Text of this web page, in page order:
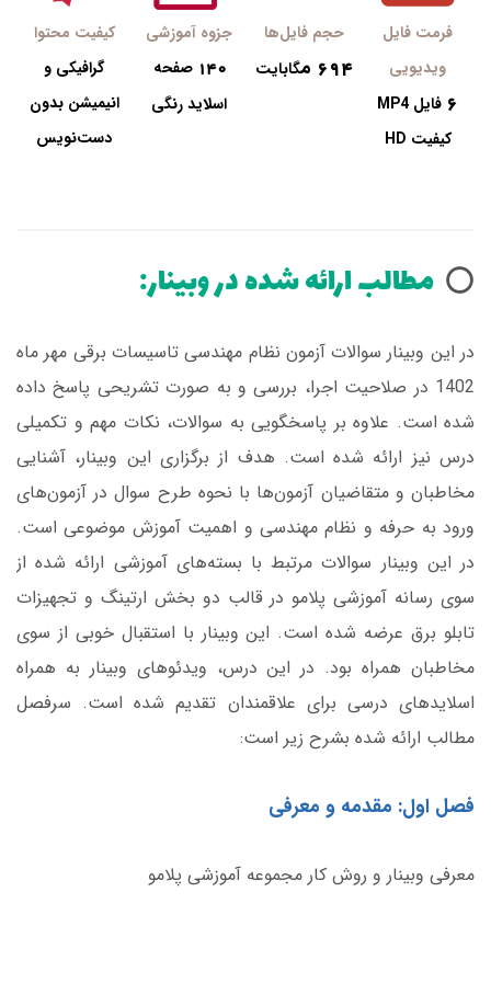
فرمت فایل
ویدیویی
6
فایل MP4
کیفیت HD
حجم فایل‌ها
694 مگابایت
جزوه آموزشی
140 صفحه
اسلاید رنگی
کیفیت محتوا
گرافیکی و
انیمیشن بدون
دست‌نویس
⭕️ مطالب ارائه شده در وبینار:
در این وبینار سوالات آزمون نظام مهندسی تاسیسات برقی مهر ماه
1402 در صلاحیت اجرا، بررسی و به صورت تشریحی پاسخ داده
شده است. علاوه بر پاسخگویی به سوالات، نکات مهم و تکمیلی
درس نیز ارائه شده است. هدف از برگزاری این وبینار، آشنایی
مخاطبان و متقاضیان آزمون‌ها با نحوه طرح سوال در آزمون‌های
ورود به حرفه‌ و نظام مهندسی و اهمیت آموزش موضوعی است.
در این وبینار سوالات مرتبط با بسته‌های آموزشی ارائه شده از
سوی رسانه آموزشی پلامو در قالب دو بخش ارتینگ و تجهیزات
تابلو برق عرضه شده است. این وبینار با استقبال خوبی از سوی
مخاطبان همراه بود. در این درس، ویدئوهای وبینار به همراه
اسلایدهای درسی برای علاقمندان تقدیم شده است. سرفصل
مطالب ارائه شده بشرح زیر است:
فصل اول: مقدمه و معرفی
معرفی وبینار و روش کار مجموعه آموزشی پلامو